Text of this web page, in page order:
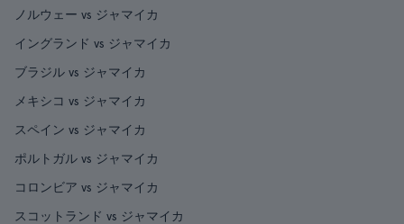
ノルウェー vs ジャマイカ
イングランド vs ジャマイカ
ブラジル vs ジャマイカ
メキシコ vs ジャマイカ
スペイン vs ジャマイカ
ポルトガル vs ジャマイカ
コロンビア vs ジャマイカ
スコットランド vs ジャマイカ